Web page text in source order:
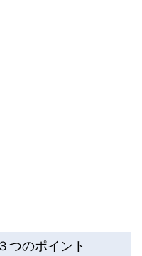
つのポイント